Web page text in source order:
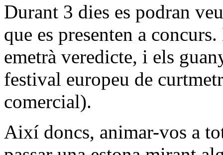
Durant 3 dies es podran
que es presenten a
emetrà veredicte, i els
festival europeu de
comercial).
Així doncs, animar-vos a